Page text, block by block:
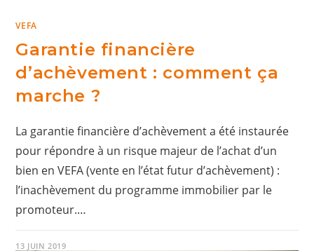
VEFA
Garantie financière
d’achèvement : comment ça
marche ?
La garantie financière d’achèvement a été instaurée
pour répondre à un risque majeur de l’achat d’un
bien en VEFA (vente en l’état futur d’achèvement) :
l’inachèvement du programme immobilier par le
promoteur.…
13 JUIN 2019